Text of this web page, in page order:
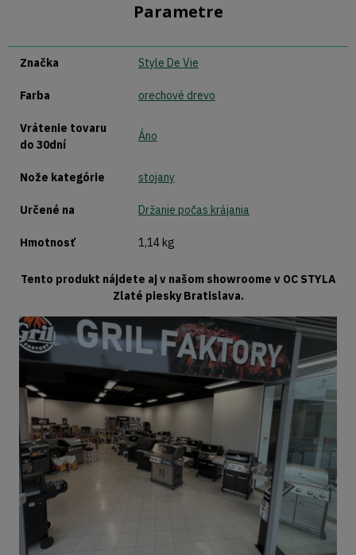
Parametre
Značka Style De Vie
Farba orechové drevo
Vrátenie tovaru
do 30dní
Áno
Nože kategórie stojany
Určené na Držanie počas krájania
Hmotnosť 1,14 kg
Tento produkt nájdete aj v našom showroome v OC STYLA
Zlaté piesky Bratislava.